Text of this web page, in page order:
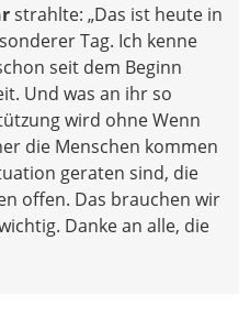
strahlte: „Das ist heute in
Tag. Ich kenne
seit dem Beginn
Und was an ihr so
wird ohne Wenn
die Menschen kommen
geraten sind, die
offen. Das brauchen wir
Danke an alle, die